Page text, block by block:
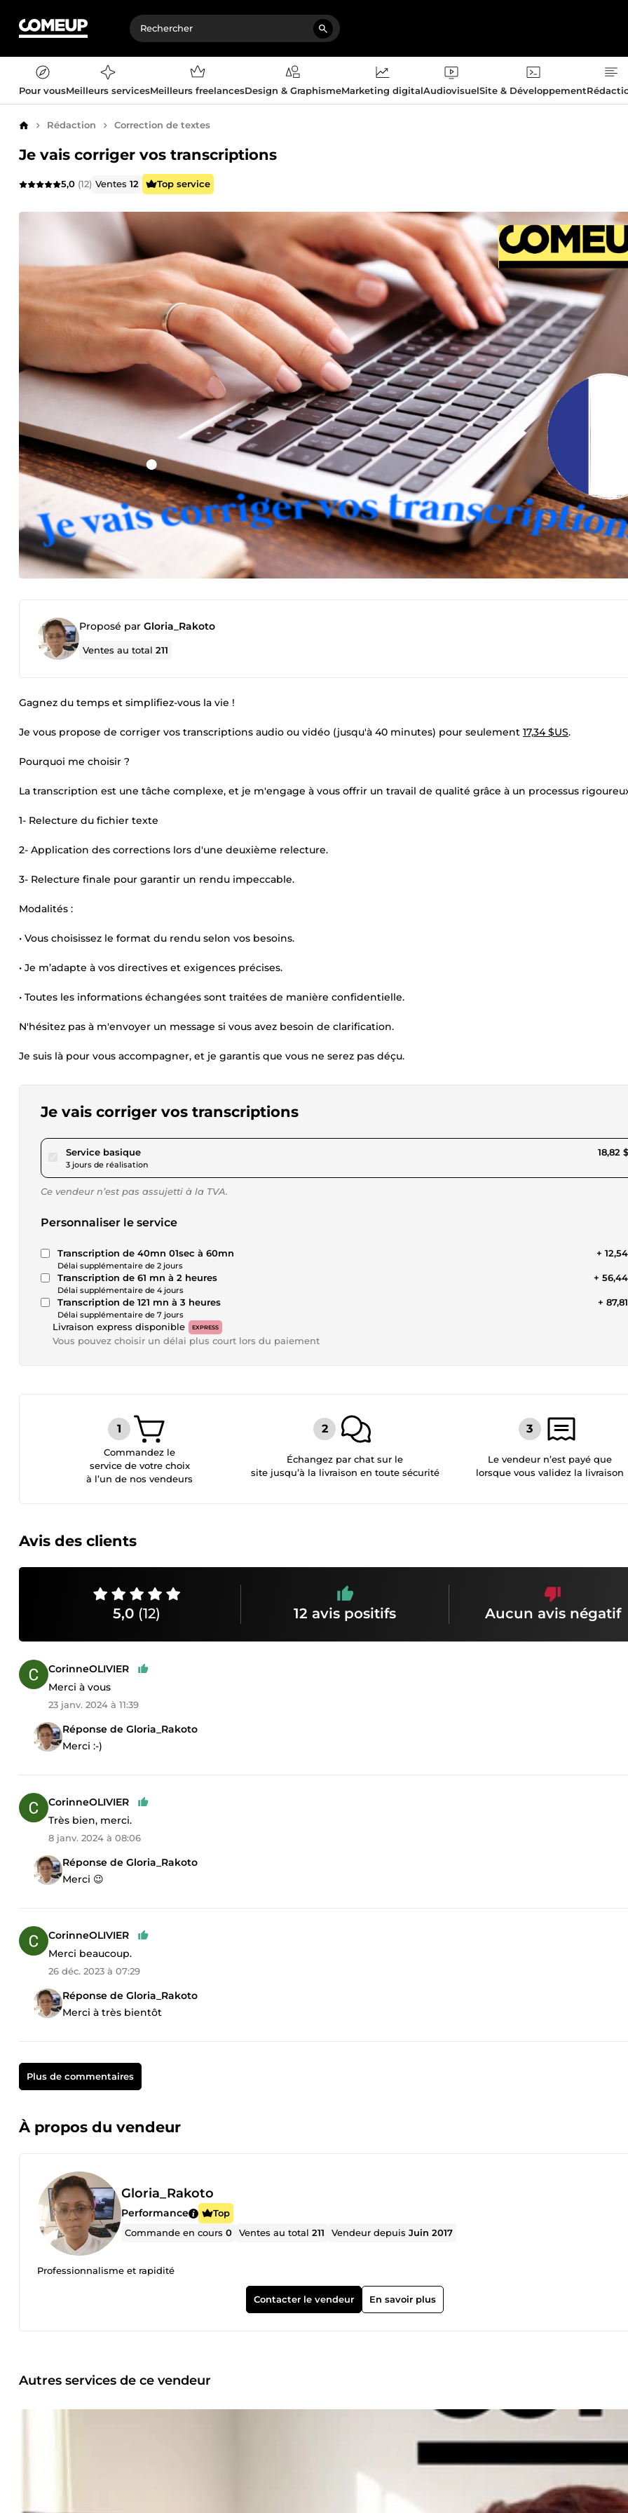
Pour vousMeilleurs servicesMeilleurs freelancesDesign & GraphismeMarketing digitalAudiovisuelSite & Développement
AccueilRédaction Correction de textes
Je vais corriger vos transcriptions
5,0 (12) Ventes12 Top service
Proposé par Gloria_Rakoto
Ventes au total211
Gagnez du temps et simplifiez-vous la vie !
Je vous propose de corriger vos transcriptions audio ou vidéo (jusqu'à 40 minutes) pour seulement 17,34 $US.
Pourquoi me choisir ?
La transcription est une tâche complexe, et je m'engage à vous offrir un travail de qualité grâce à un processus
1- Relecture du fichier texte
2- Application des corrections lors d'une deuxième relecture.
3- Relecture finale pour garantir un rendu impeccable.
Modalités :
• Vous choisissez le format du rendu selon vos besoins.
• Je m’adapte à vos directives et exigences précises.
• Toutes les informations échangées sont traitées de manière confidentielle.
N'hésitez pas à m'envoyer un message si vous avez besoin de clarification.
Je suis là pour vous accompagner, et je garantis que vous ne serez pas déçu.
Je vais corriger vos transcriptions
Service basiquepour 17,34 $US
3 jours de réalisation
18,82
Ce vendeur n’est pas assujetti à la TVA.
Personnaliser le service
Transcription de 40mn 01sec à 60mn
Délai supplémentaire de 2 jours
+
Transcription de 61 mn à 2 heures
Délai supplémentaire de 4 jours
+
Transcription de 121 mn à 3 heures
Délai supplémentaire de 7 jours
+
Livraison express disponible EXPRESS
Vous pouvez choisir un délai plus court lors du paiement
Commandez le
service de votre choix
à l’un de nos vendeurs
Échangez par chat sur le
site jusqu’à la livraison en toute sécurité
Le vendeur n’est payé que
lorsque vous validez la livraison
Avis des clients
5,0 (12) 12 avis positifs Aucun avis négatif
CorinneOLIVIER
Merci à vous
23 janv. 2024 à 11:39
Réponse de Gloria_Rakoto
Merci :-)
CorinneOLIVIER
Très bien, merci.
8 janv. 2024 à 08:06
Réponse de Gloria_Rakoto
Merci 😉
CorinneOLIVIER
Merci beaucoup.
26 déc. 2023 à 07:29
Réponse de Gloria_Rakoto
Merci à très bientôt
Plus de commentaires
À propos du vendeur
Gloria_Rakoto
Performance
Top
Commande en cours0 Ventes au total211 Vendeur depuisJuin 2017
Professionnalisme et rapidité
Contacter le vendeur En savoir plus
Autres services de ce vendeur